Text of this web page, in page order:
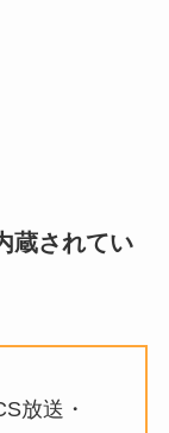
蔵されてい
放送・